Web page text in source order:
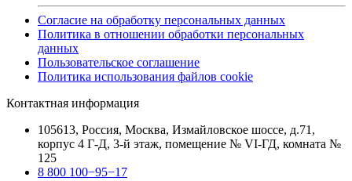
Согласие на обработку персональных данных
Политика в отношении обработки персональных
данных
Пользовательское соглашение
Политика использования файлов cookie
Контактная информация
105613, Россия, Москва, Измайловское шоссе, д.71,
корпус 4 Г-Д, 3-й этаж, помещение № VI-ГД, комната №
125
8 800 100−95−17